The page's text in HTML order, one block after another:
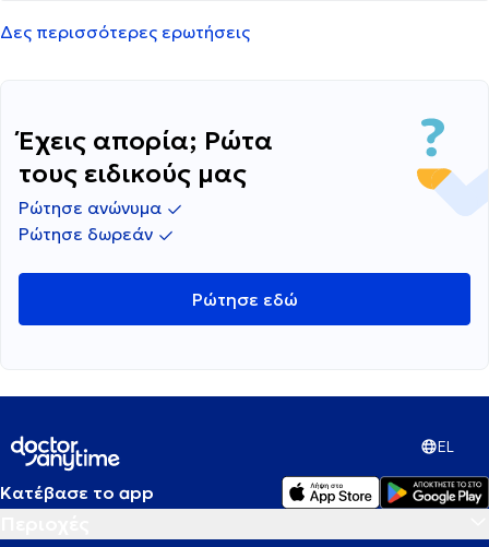
πάρω και κάποιο αντιφλεγμονώδες για τον
Δες περισσότερες ερωτήσεις
Έχεις απορία; Ρώτα
τους ειδικούς μας
Ρώτησε ανώνυμα
Ρώτησε δωρεάν
Ρώτησε εδώ
EL
Κατέβασε το app